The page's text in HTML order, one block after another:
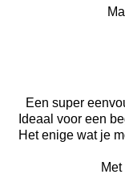
Een super
Ideaal voor een
Het enige wat je